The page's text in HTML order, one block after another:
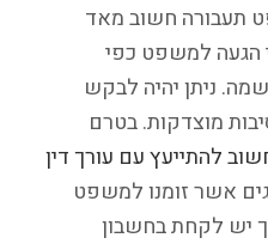
תעבורה חשוב מאד
הגעה למשפט כפי
ניתן יהיה לבקש
מוצדקות. בטרם
להתייעץ עם עורך דין
אשר זומנו למשפט
יש לקחת בחשבון